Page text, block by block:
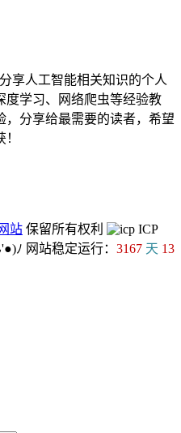
享人工智能相关知识的个人
度学习、网络爬虫等经验教
分享给最需要的读者，希望
站 保留所有权利
ICP
ﾉ 网站稳定运行： 3167 天 13